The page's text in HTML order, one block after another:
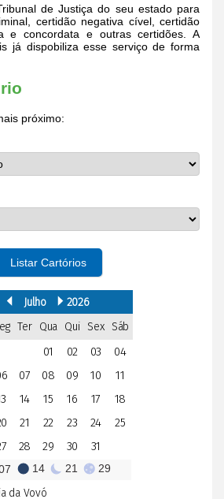
de Justiça do seu estado para
certidão negativa cível, certidão
e concordata e outras certidões. A
já dispobiliza esse serviço de forma
próximo:
Listar Cartórios